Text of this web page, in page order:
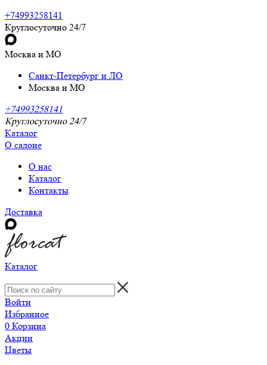
+74993258141
Круглосуточно 24/7
Москва и МО
Санкт-Петербург и ЛО
Москва и МО
+74993258141
Круглосуточно 24/7
Каталог
О салоне
О нас
Каталог
Контакты
Доставка
Каталог
Войти
Избранное
0 Корзина
Акции
Цветы